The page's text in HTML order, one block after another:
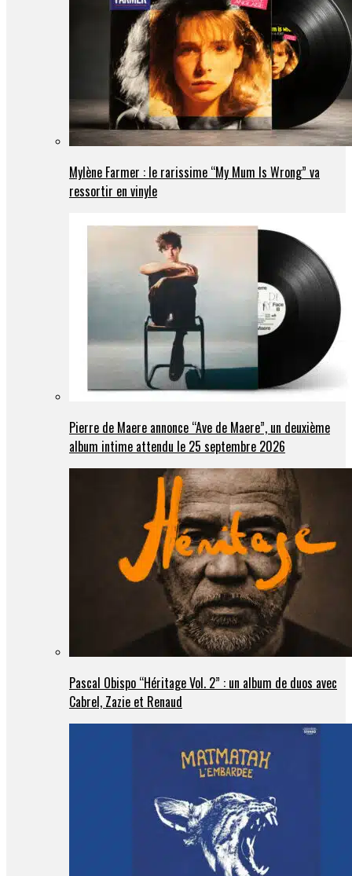
Mylène Farmer : le rarissime “My Mum Is Wrong” va
ressortir en vinyle
Pierre de Maere annonce “Ave de Maere”, un deuxième
album intime attendu le 25 septembre 2026
Pascal Obispo “Héritage Vol. 2” : un album de duos avec
Cabrel, Zazie et Renaud